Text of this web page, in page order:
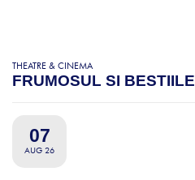
THEATRE & CINEMA
FRUMOSUL SI BESTIILE
07
AUG 26